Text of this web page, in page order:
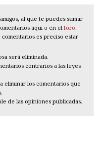
al que te puedes sumar
aquí o en el foro.
es preciso estar
será eliminada.
contrarios a las leyes
eliminar los comentarios que
de las opiniones publicadas.